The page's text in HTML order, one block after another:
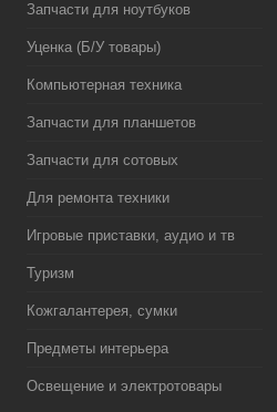
Запчасти для ноутбуков
Уценка (Б/У товары)
Компьютерная техника
Запчасти для планшетов
Запчасти для сотовых
Для ремонта техники
Игровые приставки, аудио и тв
Туризм
Кожгалантерея, сумки
Предметы интерьера
Освещение и электротовары